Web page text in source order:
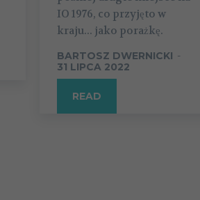
IO 1976, co przyjęto w
kraju... jako porażkę.
BARTOSZ DWERNICKI -
31 LIPCA 2022
READ